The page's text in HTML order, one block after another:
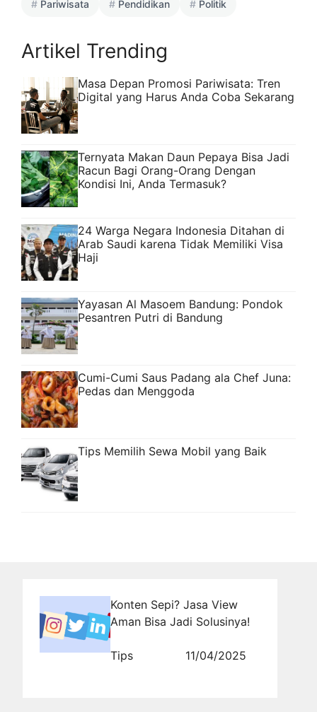
Pariwisata Pendidikan Politik
Artikel Trending
Masa Depan Promosi Pariwisata: Tren
Digital yang Harus Anda Coba Sekarang
Ternyata Makan Daun Pepaya Bisa Jadi
Racun Bagi Orang-Orang Dengan
Kondisi Ini, Anda Termasuk?
24 Warga Negara Indonesia Ditahan di
Arab Saudi karena Tidak Memiliki Visa
Haji
Yayasan Al Masoem Bandung: Pondok
Pesantren Putri di Bandung
Cumi-Cumi Saus Padang ala Chef Juna:
Pedas dan Menggoda
Tips Memilih Sewa Mobil yang Baik
Konten Sepi? Jasa View
Aman Bisa Jadi Solusinya!
Tips 11/04/2025